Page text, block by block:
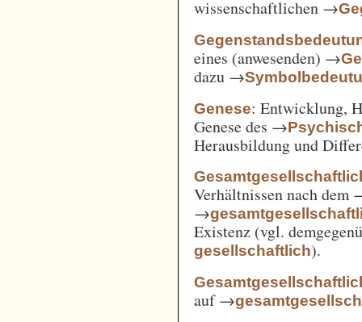
wissenschaftlichen →
eines (anwesenden) →
dazu →
Genese: Entwicklung,
Genese des →
Herausbildung und
Verhältnissen nach dem
→
Existenz (vgl.
gesellschaftlich).
auf →